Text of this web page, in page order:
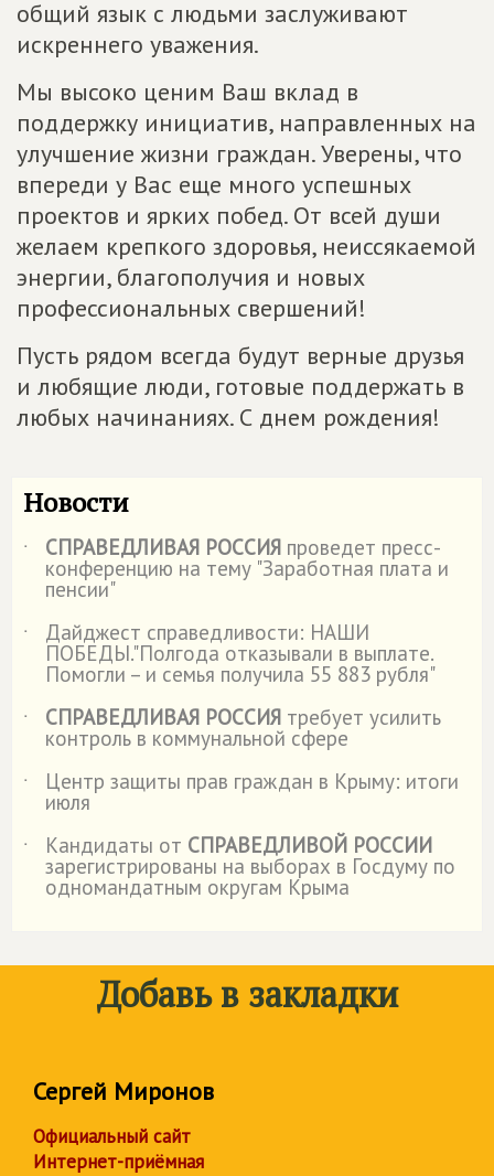
общий язык с людьми заслуживают
искреннего уважения.
Мы высоко ценим Ваш вклад в
поддержку инициатив, направленных на
улучшение жизни граждан. Уверены, что
впереди у Вас еще много успешных
проектов и ярких побед. От всей души
желаем крепкого здоровья, неиссякаемой
энергии, благополучия и новых
профессиональных свершений!
Пусть рядом всегда будут верные друзья
и любящие люди, готовые поддержать в
любых начинаниях. С днем рождения!
Новости
˙ СПРАВЕДЛИВАЯ РОССИЯ проведет пресс-
конференцию на тему "Заработная плата и
пенсии"
˙
Дайджест справедливости: НАШИ
ПОБЕДЫ."Полгода отказывали в выплате.
Помогли – и семья получила 55 883 рубля"
˙
СПРАВЕДЛИВАЯ РОССИЯ требует усилить
контроль в коммунальной сфере
˙
Центр защиты прав граждан в Крыму: итоги
июля
˙
Кандидаты от СПРАВЕДЛИВОЙ РОССИИ
зарегистрированы на выборах в Госдуму по
одномандатным округам Крыма
Добавь в закладки
Сергей Миронов
Официальный сайт
Интернет-приёмная